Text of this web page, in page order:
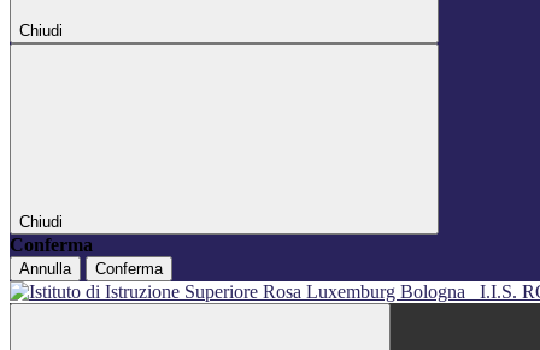
Chiudi
Chiudi
Conferma
Annulla Conferma
I.I.S.